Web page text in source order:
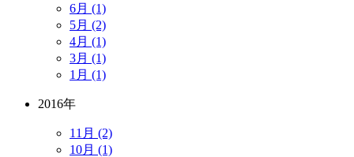
6月 (1)
5月 (2)
4月 (1)
3月 (1)
1月 (1)
2016年
11月 (2)
10月 (1)